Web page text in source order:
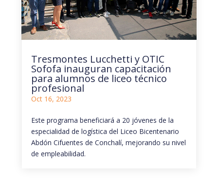
Tresmontes Lucchetti y OTIC
Sofofa inauguran capacitación
para alumnos de liceo técnico
profesional
Oct 16, 2023
Este programa beneficiará a 20 jóvenes de la
especialidad de logística del Liceo Bicentenario
Abdón Cifuentes de Conchalí, mejorando su nivel
de empleabilidad.